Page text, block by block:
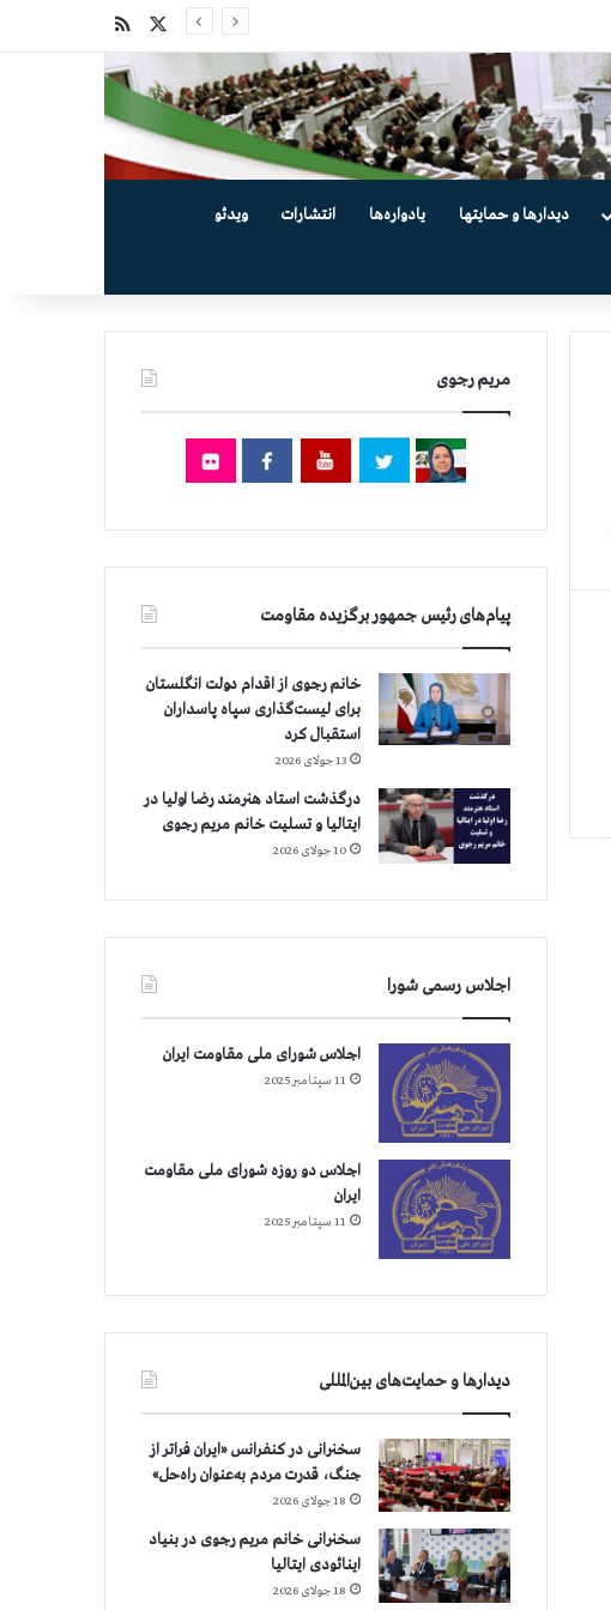
دیدارها و حمایتها یادواره‌ها انتشارات ویدئو
مریم رجوی
پیام‌های رئیس جمهور برگزیده مقاومت
خانم رجوی از اقدام دولت انگلستان
برای لیست‌گذاری سپاه پاسداران
استقبال کرد
13 جولای 2026
درگذشت استاد هنرمند رضا اولیا در
ایتالیا و تسلیت خانم مریم رجوی
10 جولای 2026
اجلاس رسمی شورا
اجلاس شورای ملی مقاومت ایران
11 سپتامبر 2025
اجلاس دو روزه شورای ملی مقاومت
ایران
11 سپتامبر 2025
دیدارها و حمایت‌های بین‌المللی
سخنرانی در کنفرانس «ایران فراتر از
جنگ، قدرت مردم به‌عنوان راه‌حل»
18 جولای 2026
سخنرانی خانم مریم رجوی در بنیاد
اینائودی ایتالیا
18 جولای 2026